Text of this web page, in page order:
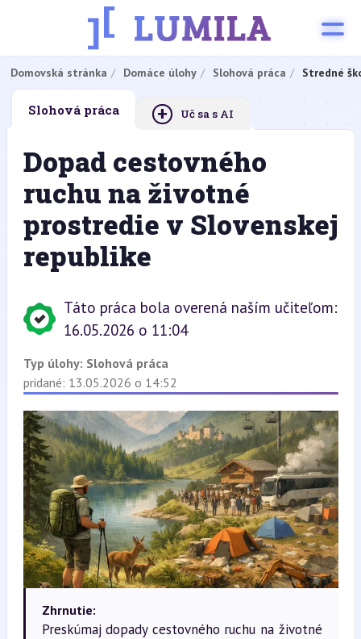
Domovská stránka Domáce úlohy Slohová práca Stredné
Slohová práca + Uč sa s AI
Dopad cestovného
ruchu na životné
prostredie v Slovenskej
republike
Táto práca bola overená naším učiteľom:
16.05.2026 o 11:04
Typ úlohy: Slohová práca
pridané: 13.05.2026 o 14:52
Zhrnutie:
Preskúmaj dopady cestovného ruchu na životné